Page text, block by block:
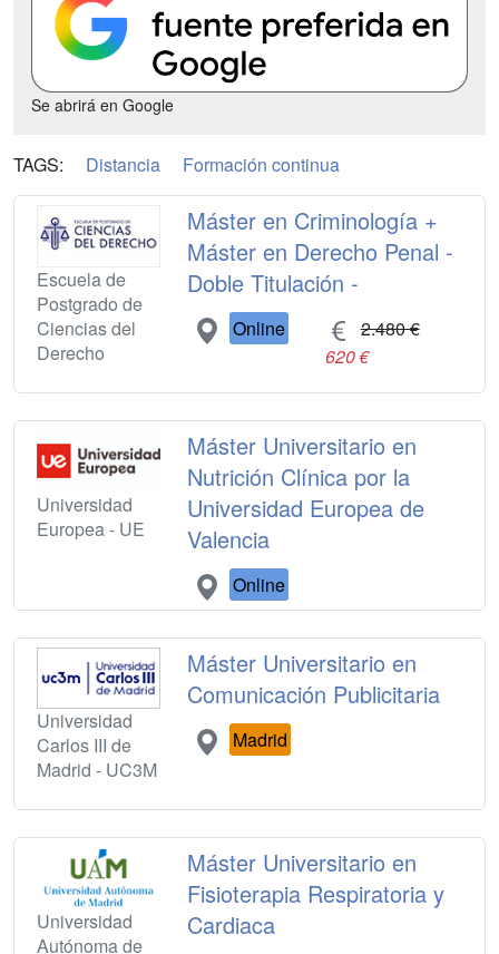
Se abrirá en Google
TAGS: Distancia Formación continua
Escuela de
Postgrado de
Ciencias del
Derecho
Máster en Criminología +
Máster en Derecho Penal -
Doble Titulación -
Online
2.480 €
620 €
Universidad
Europea - UE
Máster Universitario en
Nutrición Clínica por la
Universidad Europea de
Valencia
Online
Universidad
Carlos III de
Madrid - UC3M
Máster Universitario en
Comunicación Publicitaria
Madrid
Universidad
Autónoma de
Máster Universitario en
Fisioterapia Respiratoria y
Cardiaca